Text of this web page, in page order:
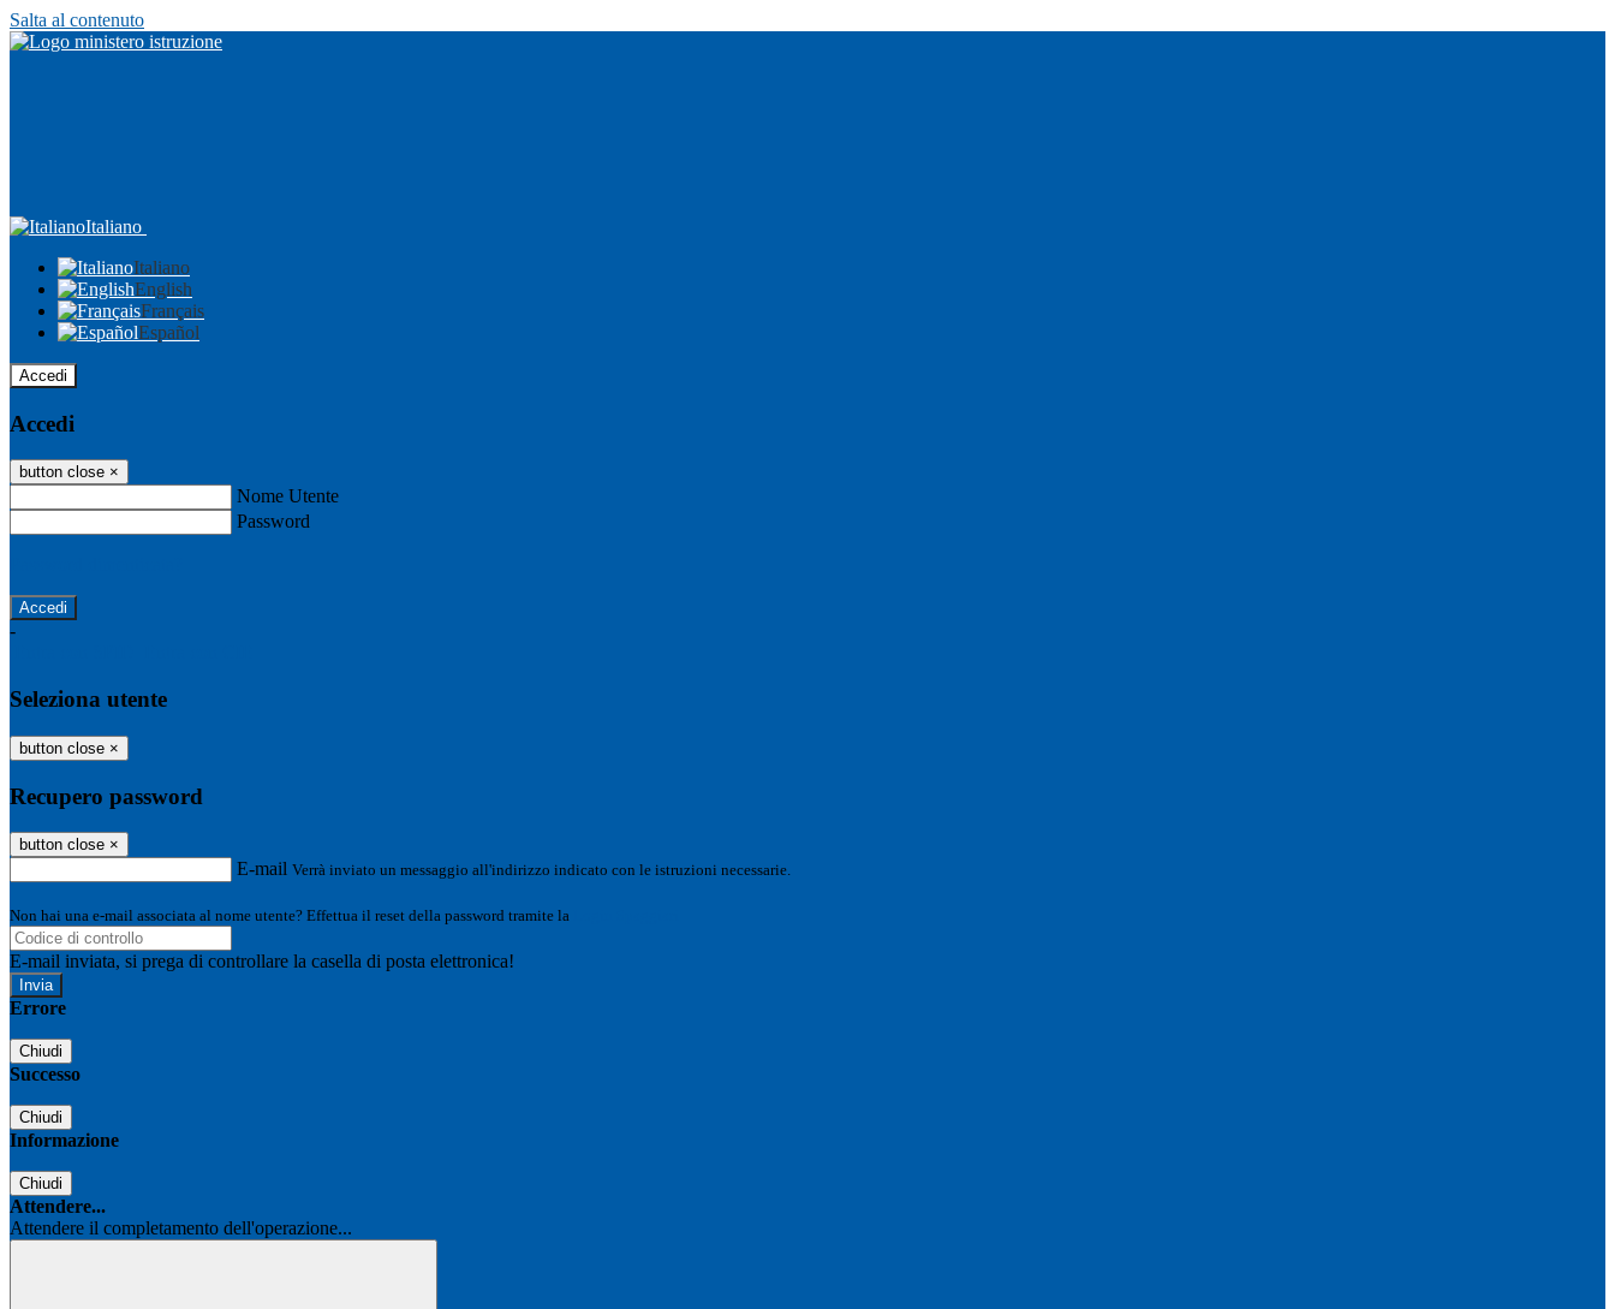
Salta al contenuto
Italiano
Italiano
English
Français
Español
Accedi
Accedi
button close ×
Nome Utente
Password
-
Seleziona utente
button close ×
Recupero password
button close ×
E-mail Verrà inviato un messaggio all'indirizzo indicato con le istruzioni necessarie.
Non hai una e-mail associata al nome utente? Effettua il reset della password tramite la
E-mail inviata, si prega di controllare la casella di posta elettronica!
Errore
Chiudi
Successo
Chiudi
Informazione
Chiudi
Attendere...
Attendere il completamento dell'operazione...